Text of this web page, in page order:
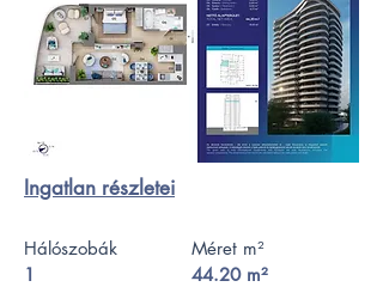
Ingatlan részletei
Hálószobák
1
Méret m²
44.20 m²